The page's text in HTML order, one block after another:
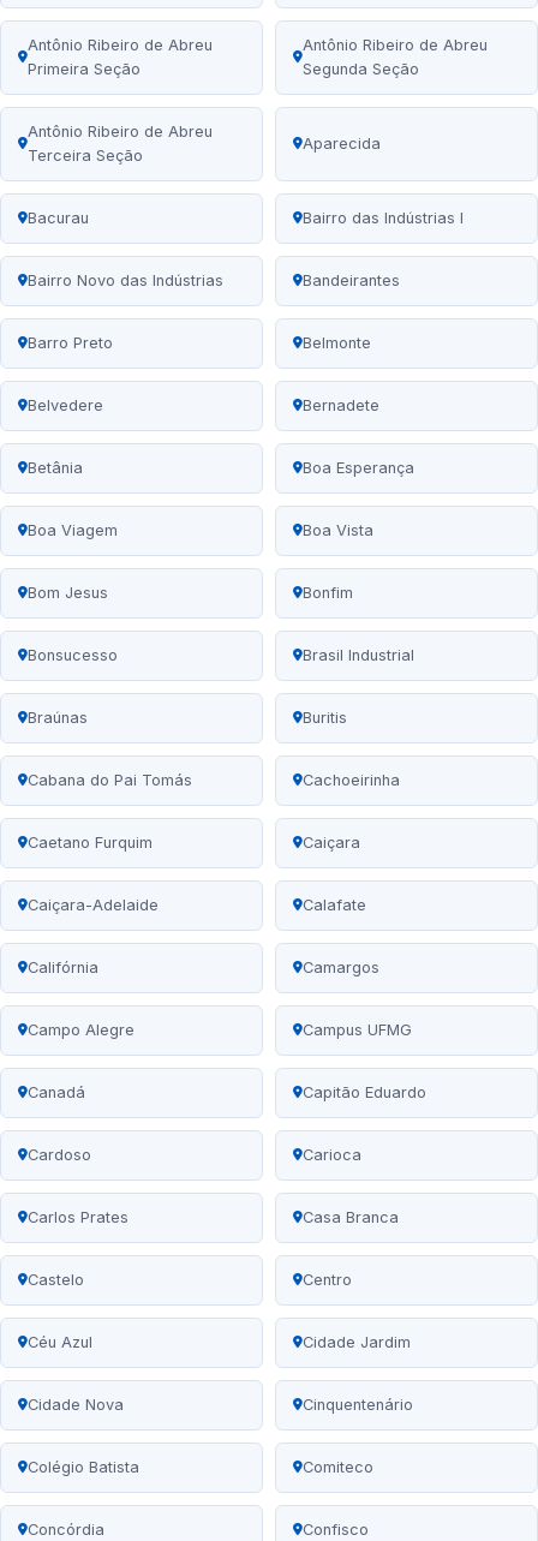
Antônio Ribeiro de Abreu
Primeira Seção
Antônio Ribeiro de Abreu
Segunda Seção
Antônio Ribeiro de Abreu
Terceira Seção
Aparecida
Bacurau Bairro das Indústrias I
Bairro Novo das Indústrias Bandeirantes
Barro Preto Belmonte
Belvedere Bernadete
Betânia Boa Esperança
Boa Viagem Boa Vista
Bom Jesus Bonfim
Bonsucesso Brasil Industrial
Braúnas Buritis
Cabana do Pai Tomás Cachoeirinha
Caetano Furquim Caiçara
Caiçara-Adelaide Calafate
Califórnia Camargos
Campo Alegre Campus UFMG
Canadá Capitão Eduardo
Cardoso Carioca
Carlos Prates Casa Branca
Castelo Centro
Céu Azul Cidade Jardim
Cidade Nova Cinquentenário
Colégio Batista Comiteco
Concórdia Confisco